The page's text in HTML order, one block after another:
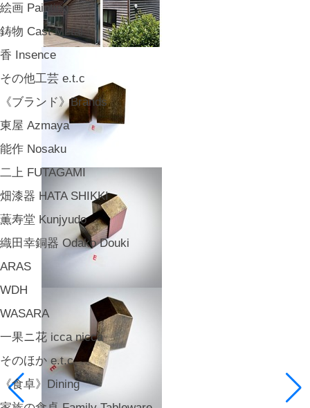
絵画 Painting
鋳物 Cast Metal
香 Insence
その他工芸 e.t.c
《ブランド》Brands
東屋 Azmaya
能作 Nosaku
二上 FUTAGAMI
畑漆器 HATA SHIKKI
薫寿堂 Kunjyudo
織田幸銅器 Odako Douki
ARAS
WDH
WASARA
一果ニ花 icca nicca
そのほか e.t.c
《食卓》Dining